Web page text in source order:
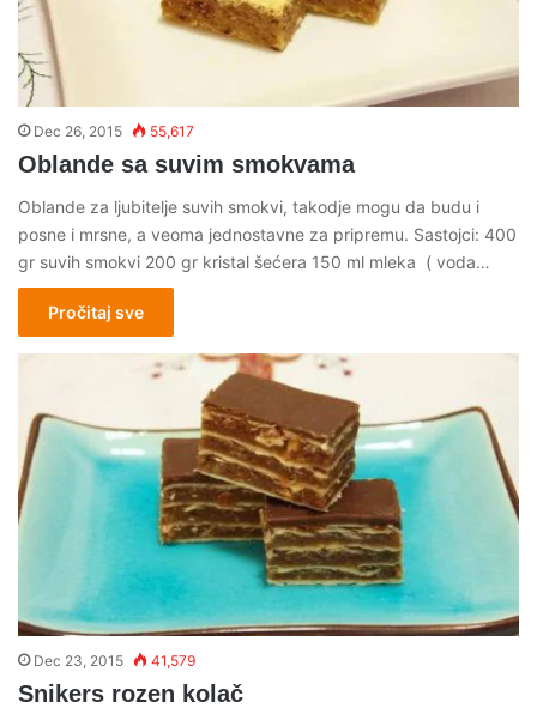
Dec 26, 2015 55,617
Oblande sa suvim smokvama
Oblande za ljubitelje suvih smokvi, takodje mogu da budu i
posne i mrsne, a veoma jednostavne za pripremu. Sastojci: 400
gr suvih smokvi 200 gr kristal šećera 150 ml mleka ( voda…
Pročitaj sve
Dec 23, 2015 41,579
Snikers rozen kolač